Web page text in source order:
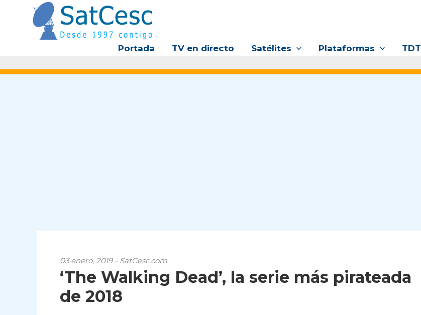
contenido
Portada TV en directo Satélites Plataformas TDT
03 enero, 2019 - SatCesc.com
‘The Walking Dead’, la serie más pirateada
de 2018